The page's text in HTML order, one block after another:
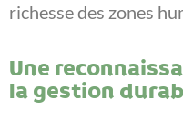
richesse des zones
Une
la gestion